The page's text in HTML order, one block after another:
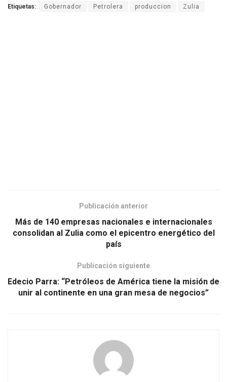
Etiquetas: Gobernador Petrolera produccion Zulia
Publicación anterior
Más de 140 empresas nacionales e internacionales
consolidan al Zulia como el epicentro energético del
país
Publicación siguiente
Edecio Parra: “Petróleos de América tiene la misión de
unir al continente en una gran mesa de negocios”